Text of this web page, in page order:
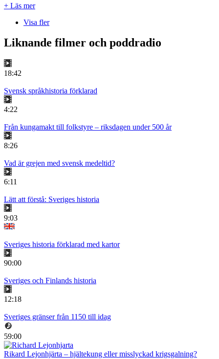
+ Läs mer
Visa fler
Liknande filmer och poddradio
18:42
Svensk språkhistoria förklarad
4:22
Från kungamakt till folkstyre – riksdagen under 500 år
8:26
Vad är grejen med svensk medeltid?
6:11
Lätt att förstå: Sveriges historia
9:03
Sveriges historia förklarad med kartor
90:00
Sveriges och Finlands historia
12:18
Sveriges gränser från 1150 till idag
59:00
Rikard Lejonhjärta – hjältekung eller misslyckad krigsgalning?